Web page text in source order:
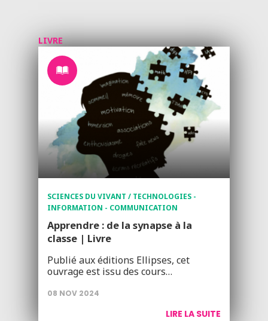
LIVRE
SCIENCES DU VIVANT / TECHNOLOGIES -
INFORMATION - COMMUNICATION
Apprendre : de la synapse à la
classe | Livre
Publié aux éditions Ellipses, cet
ouvrage est issu des cours…
08 NOV 2024
LIRE LA SUITE